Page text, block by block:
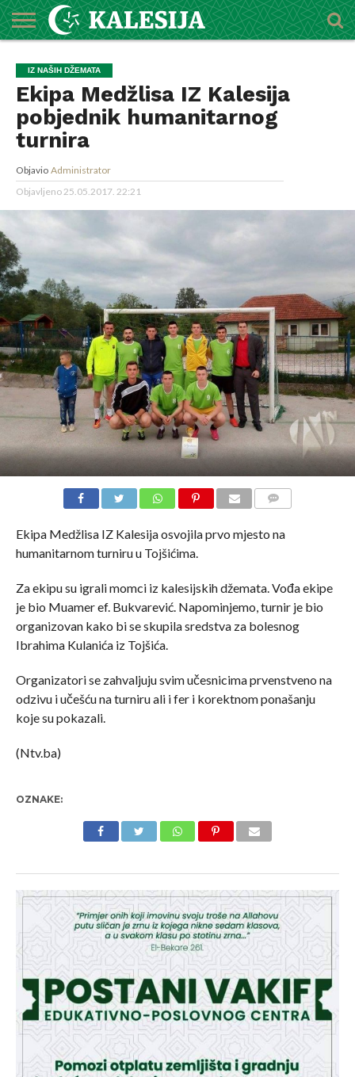
O
MEDŽLISU
DŽEMATI
IMAMI
MEKTEBSKI
CENTAR
VIJESTI
HUTBE
NAJAVE
KALENDAR
KONTAKT
IZ NAŠIH DŽEMATA
Ekipa Medžlisa IZ Kalesija
pobjednik humanitarnog
turnira
Objavio Administrator
Objavljeno25.05.2017. 22:21
Ekipa Medžlisa IZ Kalesija osvojila prvo mjesto na
humanitarnom turniru u Tojšićima.
Za ekipu su igrali momci iz kalesijskih džemata. Vođa ekipe
je bio Muamer ef. Bukvarević. Napominjemo, turnir je bio
organizovan kako bi se skupila sredstva za bolesnog
Ibrahima Kulanića iz Tojšića.
Organizatori se zahvaljuju svim učesnicima prvenstveno na
odzivu i učešću na turniru ali i fer i korektnom ponašanju
koje su pokazali.
(Ntv.ba)
OZNAKE: